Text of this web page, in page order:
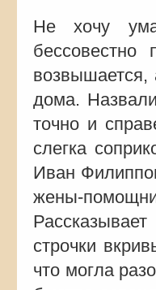
Не хочу
дома.
точно и
слегка
Иван
жены-
строчки
что могла